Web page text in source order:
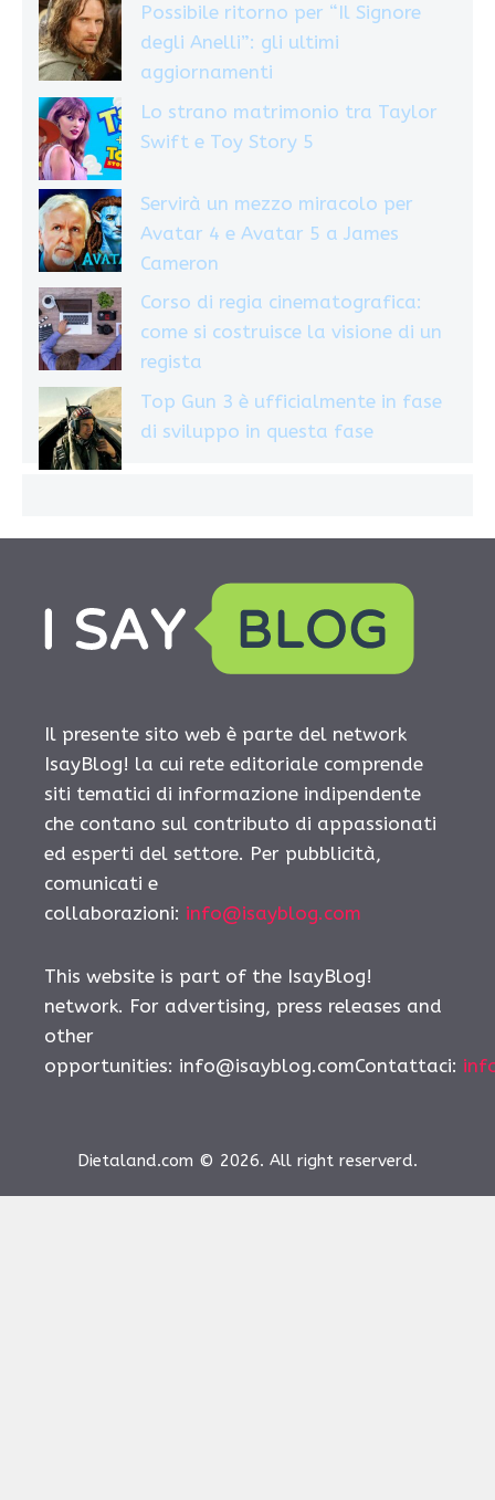
Possibile ritorno per “Il Signore
degli Anelli”: gli ultimi
aggiornamenti
Lo strano matrimonio tra Taylor
Swift e Toy Story 5
Servirà un mezzo miracolo per
Avatar 4 e Avatar 5 a James
Cameron
Corso di regia cinematografica:
come si costruisce la visione di un
regista
Top Gun 3 è ufficialmente in fase
di sviluppo in questa fase
Il presente sito web è parte del network
IsayBlog! la cui rete editoriale comprende
siti tematici di informazione indipendente
che contano sul contributo di appassionati
ed esperti del settore. Per pubblicità,
comunicati e
collaborazioni: info@isayblog.com
This website is part of the IsayBlog!
network. For advertising, press releases and
other
opportunities: info@isayblog.comContattaci:
Dietaland.com © 2026. All right reserverd.